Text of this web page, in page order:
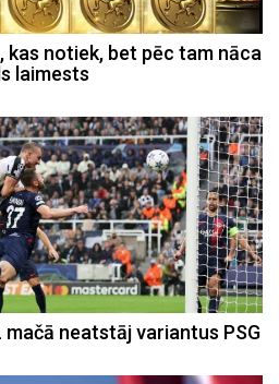
kas notiek, bet pēc tam nāca
laimests
mačā neatstāj variantus PSG